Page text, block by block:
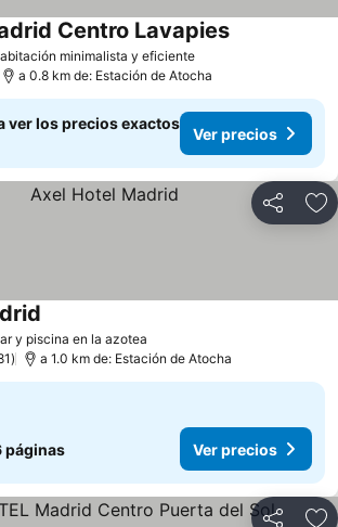
minimalista y eficienteVer precios
Centro LavapiesVer precios
a 0.8 km de: Estación de Atocha
ver los precios exactos
Ver precios
Compartir
y piscina en la azotea
a 1.0 km de: Estación de Atocha
páginas Ver precios